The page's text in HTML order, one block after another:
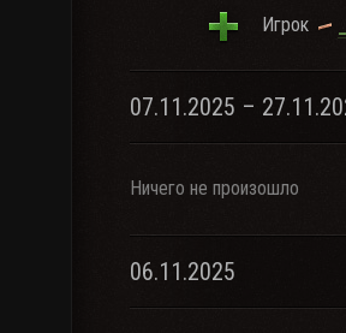
Игрок
07.11.2025 –
Ничего не произошло
06.11.2025